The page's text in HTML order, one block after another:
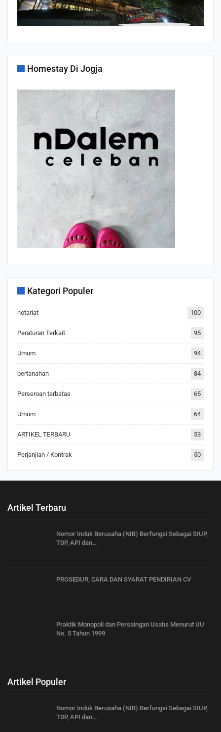
Homestay Di Jogja
Kategori Populer
notariat 100
Peraturan Terkait 95
Umum 94
pertanahan 84
Perseroan terbatas 65
Umum 64
ARTIKEL TERBARU 53
Perjanjian / Kontrak 50
Artikel Terbaru
Nomor Induk Berusaha (NIB) Berfungsi Sebagai SIUP,
TDP, API dan…
PROSEDUR, CARA DAN SYARAT PENDIRIAN CV
Praktik Monopoli dan Persaingan Usaha Menurut UU
No. 5 Tahun 1999
Artikel Populer
Nomor Induk Berusaha (NIB) Berfungsi Sebagai SIUP,
TDP, API dan…